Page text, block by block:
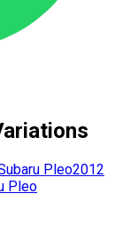
Pleo2012
Pleo